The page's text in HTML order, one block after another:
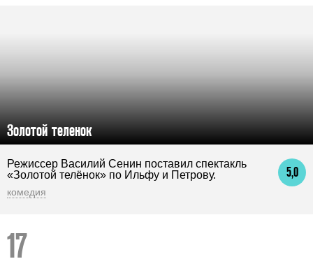
Золотой теленок
5,0
Режиссер Василий Сенин поставил спектакль
«Золотой телёнок» по Ильфу и Петрову.
комедия